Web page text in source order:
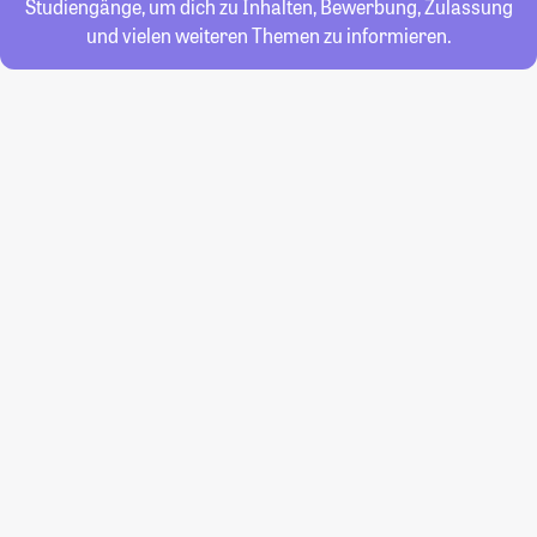
Studiengänge, um dich zu Inhalten, Bewerbung, Zulassung
und vielen weiteren Themen zu informieren.